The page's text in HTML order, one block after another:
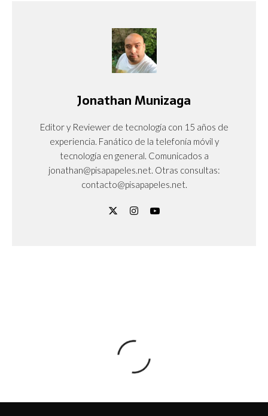
Jonathan Munizaga
Editor y Reviewer de tecnología con 15 años de
experiencia. Fanático de la telefonía móvil y
tecnología en general. Comunicados a
jonathan@pisapapeles.net. Otras consultas:
contacto@pisapapeles.net.